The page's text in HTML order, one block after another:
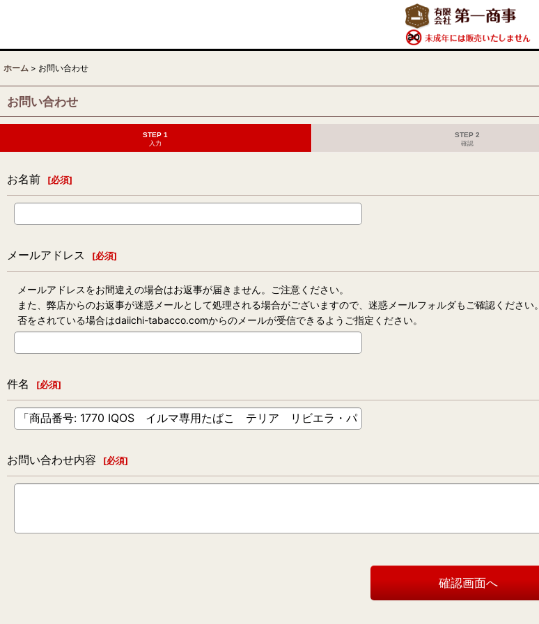
ホーム > お問い合わせ
お問い合わせ
STEP 1
入力
STEP 2
確認
お名前 [必須]
メールアドレス [必須]
メールアドレスをお間違えの場合はお返事が届きません。ご注意ください。
また、弊店からのお返事が迷惑メールとして処理される場合がございますので、迷惑メールフォルダもご確認くださ
否をされている場合はdaiichi-tabacco.comからのメールが受信できるようご指定ください。
件名 [必須]
お問い合わせ内容 [必須]
確認画面へ